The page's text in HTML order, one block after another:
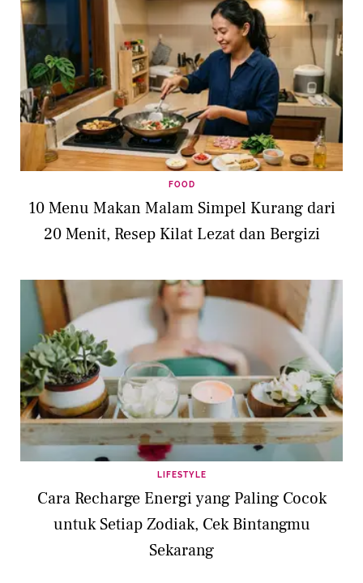
FOOD
10 Menu Makan Malam Simpel Kurang dari
20 Menit, Resep Kilat Lezat dan Bergizi
LIFESTYLE
Cara Recharge Energi yang Paling Cocok
untuk Setiap Zodiak, Cek Bintangmu
Sekarang